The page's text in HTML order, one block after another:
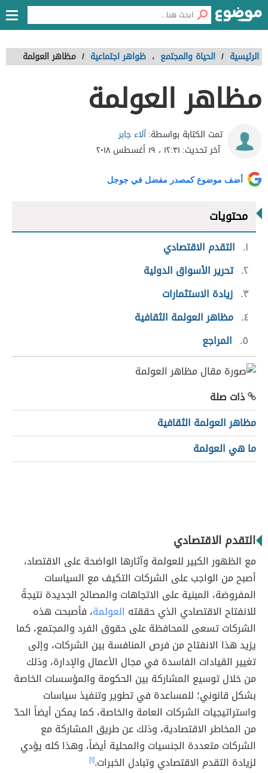
الرئيسية / الحياة والمجتمع ، ظواهر اجتماعية / مظاهر العولمة
مظاهر العولمة
تمت الكتابة بواسطة:آلاء جابر
آخر تحديث: ١٢:٣١ ، ١٩ أغسطس ٢٠١٨
أضف موضوع كمصدر مفضل في جوجل
محتويات
١
التقدم الاقتصادي
٢ تحرير الأسواق الدولية
٣ زيادة الاستثمارات
٤ مظاهر العولمة الثقافية
٥
المراجع
ذات صلة
مظاهر العولمة الثقافية
ما هي العولمة
التقدم الاقتصادي
مع الظهور الكبير للعولمة وآثارها الواضحة على الاقتصاد،
أصبح من الواجب على الشركات التكيف مع السياسات
المفروضة، المبنية على الاتجاهات والمصالح الجديدة نتيجةً
للانفتاح الاقتصادي الذي حققته العولمة، فأصبحت هذه
الشركات تسعى للمحافظة على حقوق الفرد والمجتمع، كما
يزيد هذا الانفتاح من فرص المنافسة بين الشركات، وإلى
تغيير القيادات الفاسدة في مجال الأعمال والإدارة، وذلك
من خلال توسيع المشاركة بين الحكومة والمؤسسات الخاصة
بشكل قانوني؛ للمساعدة في تطوير وتنفيذ سياسات
واستراتيجيات الشركات العامة والخاصة، كما يمكن أيضاً الحدّ
من المخاطر الاقتصادية، وذلك عن طريق المشاركة مع
الشركات متعددة الجنسيات والمحلية أيضاً، وهذا كله يؤدي
لزيادة التقدم الاقتصادي وتبادل الخبرات.[١]